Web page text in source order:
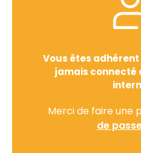
Vous êtes
jamais connecté
Merci de faire une
de